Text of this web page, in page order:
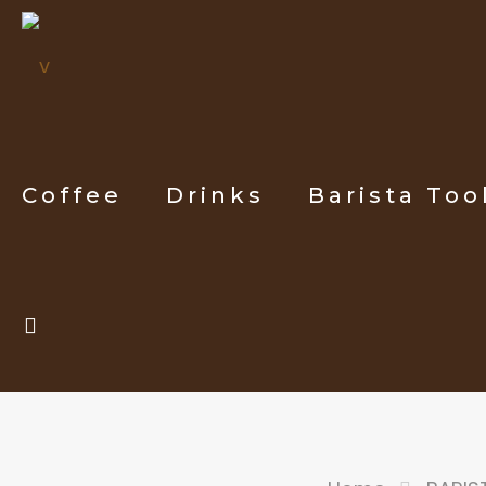
Coffee Drinks Barista